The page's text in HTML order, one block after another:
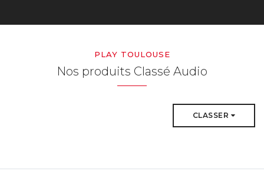
PLAY TOULOUSE
Nos produits Classé Audio
CLASSER